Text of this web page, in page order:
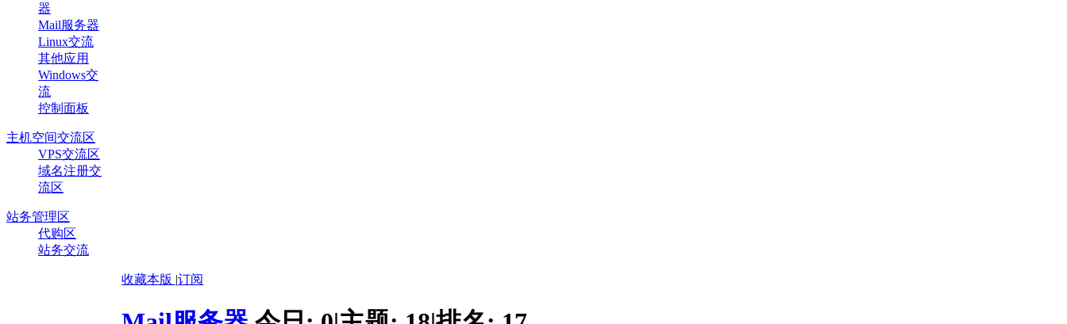
器
Mail服务器
Linux交流
其他应用
Windows交
流
控制面板
主机空间交流区
VPS交流区
域名注册交
流区
站务管理区
代购区
站务交流
收藏本版 |订阅